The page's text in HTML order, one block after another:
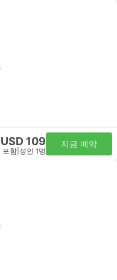
USD 109
포함 성인 1명
지금 예약